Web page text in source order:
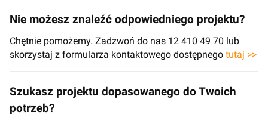
Nie możesz znaleźć odpowiedniego projektu?
Chętnie pomożemy. Zadzwoń do nas 12 410 49 70 lub
skorzystaj z formularza kontaktowego dostępnego tutaj >>
Szukasz projektu dopasowanego do Twoich
potrzeb?